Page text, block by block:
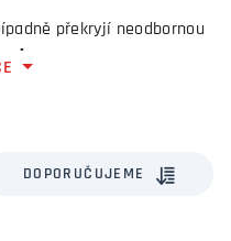
překryjí neodbornou
design vozidla. Samy
jako je Alltrack,
DOPORUČUJEME